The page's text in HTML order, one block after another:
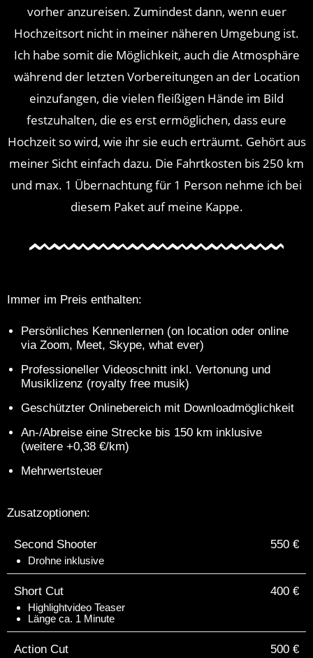
vorher anzureisen. Zumindest dann, wenn euer
Hochzeitsort nicht in meiner näheren Umgebung ist.
Ich habe somit die Möglichkeit, auch die Atmosphäre
während der letzten Vorbereitungen an der Location
einzufangen, die vielen fleißigen Hände im Bild
festzuhalten, die es erst ermöglichen, dass eure
Hochzeit so wird, wie ihr sie euch erträumt. Gehört aus
meiner Sicht einfach dazu. Die Fahrtkosten bis 250 km
und max. 1 Übernachtung für 1 Person nehme ich bei
diesem Paket auf meine Kappe.
Immer im Preis enthalten:
Persönliches Kennenlernen (on location oder online
via Zoom, Meet, Skype, what ever)
Professioneller Videoschnitt inkl. Vertonung und
Musiklizenz (royalty free musik)
Geschützter Onlinebereich mit Downloadmöglichkeit
An-/Abreise eine Strecke bis 150 km inklusive
(weitere +0,38 €/km)
Mehrwertsteuer
Zusatzoptionen:
Second Shooter
Drohne inklusive
550 €
Short Cut
Highlightvideo Teaser
Länge ca. 1 Minute
400 €
Action Cut 500 €